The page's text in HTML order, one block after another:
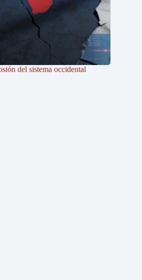
del sistema occidental